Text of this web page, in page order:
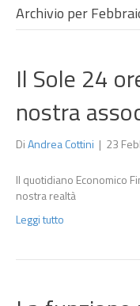
Archivio per
Il Sole 24
nostra
DiAndrea Cottini | 23
Il quotidiano Economico
nostra realtà
Leggi tutto